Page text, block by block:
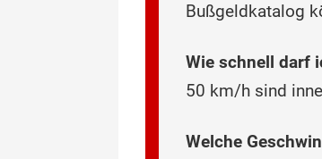
Bußgeldkatalog
Wie schnell darf
50 km/h sind
Welche